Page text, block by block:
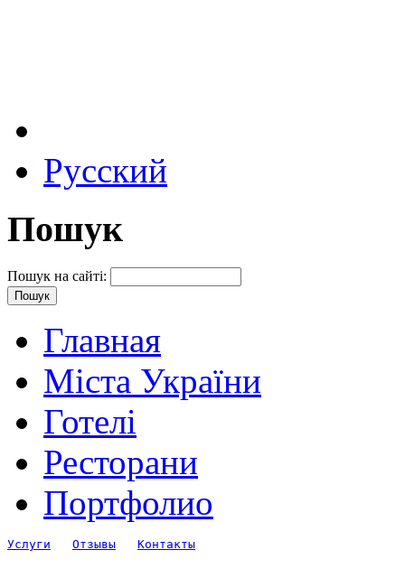
Русский
Пошук
Пошук на сайті:
Главная
Міста України
Готелі
Ресторани
Портфолио
Услуги Отзывы Контакты